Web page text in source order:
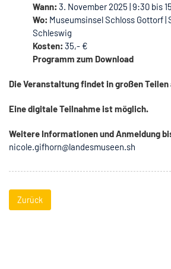
Wann: 3. November 2025 | 9:30 bis
Wo: Museumsinsel Schloss Gottorf |
Schleswig
Kosten: 35,- €
Programm zum Download
Die Veranstaltung findet in großen
Eine digitale Teilnahme ist möglich.
Weitere Informationen und Anmeldung
nicole.gifhorn@landesmuseen.sh
Zurück